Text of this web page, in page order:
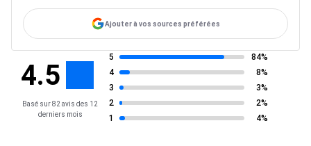
Ajouter à vos sources préférées
4.5
Basé sur 82 avis des 12
derniers mois
5
84%
4
8%
3
3%
2
2%
1
4%